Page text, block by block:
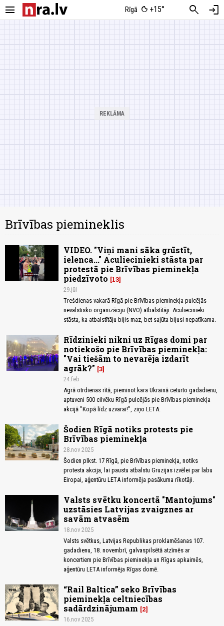
menu Rīgā +15° search login
Brīvības piemineklis
VIDEO. "Viņi mani sāka grūstīt,
ielenca..." Aculiecinieki stāsta par
protestā pie Brīvības pieminekļa
piedzīvoto
13
29.jūl
Trešdienas vakarā Rīgā pie Brīvības pieminekļa pulcējās
nevalstisko organizāciju (NVO) atbalstītāji. Aculiecinieki
stāsta, ka atbalstītāju bijis maz, bet sajūta bijusi nepatīkama.
Rīdzinieki nikni uz Rīgas domi par
notiekošo pie Brīvības pieminekļa:
"Vai tiešām to nevarēja izdarīt
agrāk?" 3
24.feb
Agrā otrdienas rītā, pieminot kara Ukrainā ceturto gadadienu,
aptuveni 500 cilvēku Rīgā pulcējās pie Brīvības pieminekļa
akcijā "Kopā līdz uzvarai!", ziņo LETA.
Šodien Rīgā notiks protests pie
Brīvības pieminekļa
28.nov 2025
Šodien plkst. 17 Rīgā, pie Brīvības pieminekļa, notiks
protesta akcija, lai paustu atbalstu Gruzijas izvēlei par labu
Eiropai, aģentūru LETA informēja pasākuma rīkotāji.
Valsts svētku koncertā "Mantojums"
uzstāsies Latvijas zvaigznes ar
savām atvasēm
18.nov 2025
Valsts svētkus, Latvijas Republikas proklamēšanas 107.
gadadienu, 18. novembrī, galvaspilsētā atzīmēs ar
koncertiem pie Brīvības pieminekļa un Rīgas apkaimēs,
aģentūru LETA informēja Rīgas domē.
“Rail Baltica” seko Brīvības
pieminekļa celtniecības
sadārdzinājumam
2
16.nov 2025